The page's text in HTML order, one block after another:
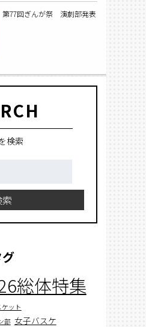
第77回ぎんが祭 演劇部発表
検索
総体特集
ケット
部 女子バスケ